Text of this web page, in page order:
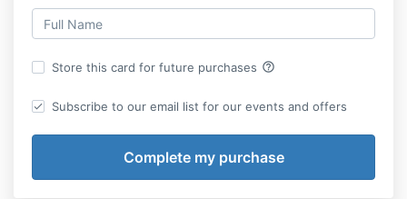
Store this card for future purchases help_outline
Subscribe to our email list for our events and offers